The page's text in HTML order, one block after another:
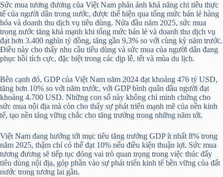
Sức mua tương đương của Việt Nam phản ánh khả năng chi tiêu thực
tế của người dân trong nước, được thể hiện qua tổng mức bán lẻ hàng
hóa và doanh thu dịch vụ tiêu dùng. Nửa đầu năm 2025, sức mua
trong nước tăng khá mạnh khi tổng mức bán lẻ và doanh thu dịch vụ
đạt hơn 3.400 nghìn tỷ đồng, tăng gần 9,3% so với cùng kỳ năm trước.
Điều này cho thấy nhu cầu tiêu dùng và sức mua của người dân đang
phục hồi tích cực, đặc biệt trong các dịp lễ, tết và mùa du lịch.
Bên cạnh đó, GDP của Việt Nam năm 2024 đạt khoảng 476 tỷ USD,
tăng hơn 10% so với năm trước, với GDP bình quân đầu người đạt
khoảng 4.700 USD. Những con số này không chỉ minh chứng cho
sức mua nội địa mà còn cho thấy sự phát triển mạnh mẽ của nền kinh
tế, tạo nền tảng vững chắc cho tăng trưởng trong những năm tới.
Việt Nam đang hướng tới mục tiêu tăng trưởng GDP ít nhất 8% trong
năm 2025, thậm chí có thể đạt 10% nếu điều kiện thuận lợi. Sức mua
tương đương sẽ tiếp tục đóng vai trò quan trọng trong việc thúc đẩy
tiêu dùng nội địa, góp phần vào sự phát triển kinh tế bền vững của đất
nước trong tương lai gần.